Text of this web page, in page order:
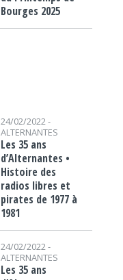
Bourges 2025
24/02/2022 -
ALTERNANTES
Les 35 ans
d’Alternantes •
Histoire des
radios libres et
pirates de 1977 à
1981
24/02/2022 -
ALTERNANTES
Les 35 ans